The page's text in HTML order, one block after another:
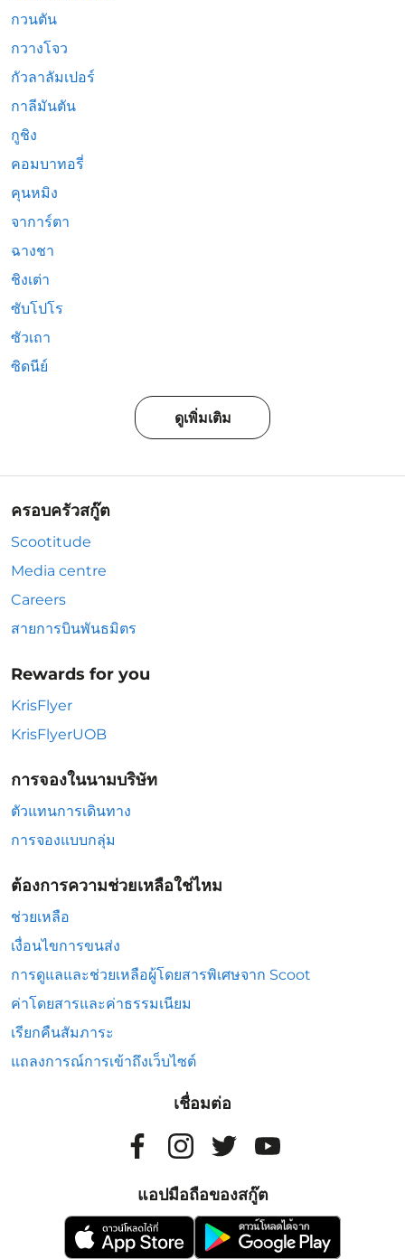
กวนตัน
กวางโจว
กัวลาลัมเปอร์
กาลีมันตัน
กูชิง
คอมบาทอรี่
คุนหมิง
จาการ์ตา
ฉางชา
ชิงเต่า
ซับโปโร
ซัวเถา
ซิดนีย์
ดูเพิ่มเติม
ครอบครัวสกู๊ต
Scootitude
Media centre
Careers
สายการบินพันธมิตร
Rewards for you
KrisFlyer
KrisFlyerUOB
การจองในนามบริษัท
ตัวแทนการเดินทาง
การจองแบบกลุ่ม
ต้องการความช่วยเหลือใช่ไหม
ช่วยเหลือ
เงื่อนไขการขนส่ง
การดูแลและช่วยเหลือผู้โดยสารพิเศษจาก Scoot
ค่าโดยสารและค่าธรรมเนียม
เรียกคืนสัมภาระ
แถลงการณ์การเข้าถึงเว็บไซต์
เชื่อมต่อ
แอปมือถือของสกู๊ต